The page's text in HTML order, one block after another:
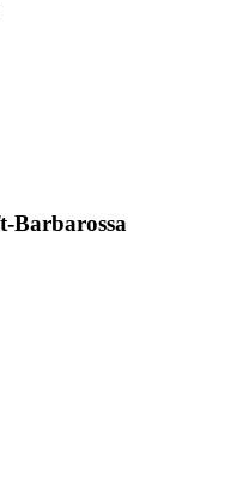
Barbarossa